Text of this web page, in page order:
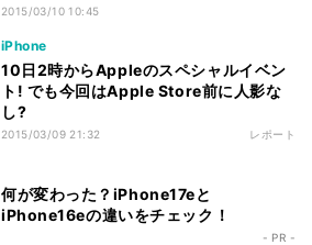
2015/03/10 10:45
iPhone
10日2時からAppleのスペシャルイベン
ト! でも今回はApple Store前に人影な
し?
2015/03/09 21:32 レポート
何が変わった？iPhone17eと
iPhone16eの違いをチェック！
- PR -